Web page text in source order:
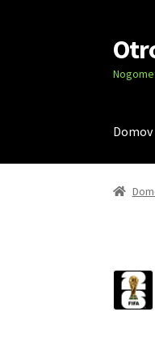
Skip
to
Skip
to
Domov
Domov